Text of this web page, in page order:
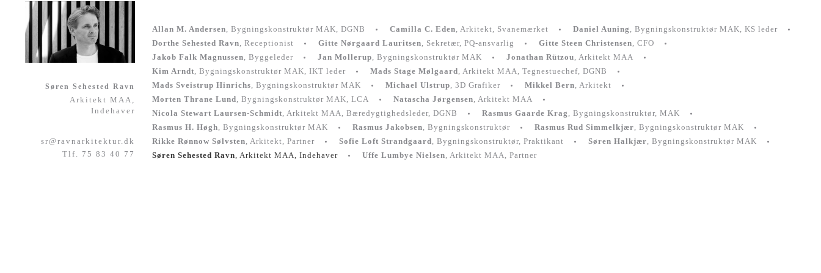
Søren Sehested Ravn
Arkitekt MAA,
Indehaver
sr@ravnarkitektur.dk
Tlf. 75 83 40 77
Allan M. Andersen, Bygningskonstruktør MAK, DGNB Camilla C. Eden, Arkitekt, Svanemærket Daniel Auning , Bygningskonstruktør MAK, KS leder
Dorthe Sehested Ravn, Receptionist Gitte Nørgaard Lauritsen, Sekretær, PQ-ansvarlig Gitte Steen Christensen, CFO
Jakob Falk Magnussen, Byggeleder Jan Mollerup, Bygningskonstruktør MAK Jonathan Rützou, Arkitekt MAA
Kim Arndt, Bygningskonstruktør MAK, IKT leder Mads Stage Mølgaard, Arkitekt MAA, Tegnestuechef, DGNB
Mads Sveistrup Hinrichs, Bygningskonstruktør MAK Michael Ulstrup, 3D Grafiker Mikkel Bern, Arkitekt
Morten Thrane Lund, Bygningskonstruktør MAK, LCA Natascha Jørgensen, Arkitekt MAA
Nicola Stewart Laursen-Schmidt, Arkitekt MAA, Bæredygtighedsleder, DGNB Rasmus Gaarde Krag , Bygningskonstruktør, MAK
Rasmus H. Høgh, Bygningskonstruktør MAK Rasmus Jakobsen, Bygningskonstruktør Rasmus Rud Simmelkjær, Bygningskonstruktør MAK
Rikke Rønnow Sølvsten, Arkitekt, Partner Sofie Loft Strandgaard, Bygningskonstruktør, Praktikant Søren Halkjær, Bygningskonstruktør MAK
Søren Sehested Ravn, Arkitekt MAA, Indehaver Uffe Lumbye Nielsen, Arkitekt MAA, Partner